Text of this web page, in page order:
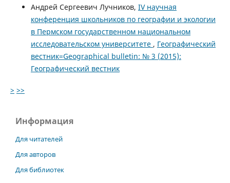
Андрей Сергеевич Лучников, IV научная
конференция школьников по географии и экологии
в Пермском государственном национальном
исследовательском университете , Географический
вестник=Geographical bulletin: № 3 (2015):
Географический вестник
> >>
Информация
Для читателей
Для авторов
Для библиотек